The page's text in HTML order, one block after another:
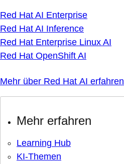
Red Hat AI Enterprise
Red Hat AI Inference
Red Hat Enterprise Linux AI
Red Hat OpenShift AI
Mehr über Red Hat AI erfahren
Mehr erfahren
Learning Hub
KI-Themen